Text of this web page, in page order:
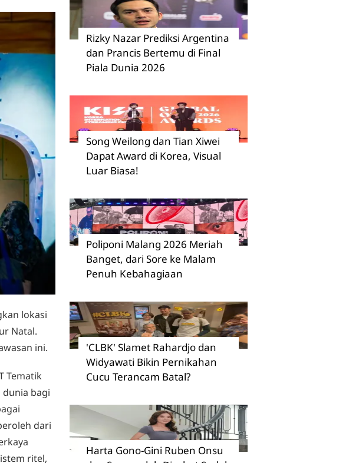
lokasi
Natal.
ini.
Tematik
bagi
dari
ritel,
Rizky Nazar Prediksi Argentina
dan Prancis Bertemu di Final
Piala Dunia 2026
Song Weilong dan Tian Xiwei
Dapat Award di Korea, Visual
Luar Biasa!
Poliponi Malang 2026 Meriah
Banget, dari Sore ke Malam
Penuh Kebahagiaan
'CLBK' Slamet Rahardjo dan
Widyawati Bikin Pernikahan
Cucu Terancam Batal?
Harta Gono-Gini Ruben Onsu